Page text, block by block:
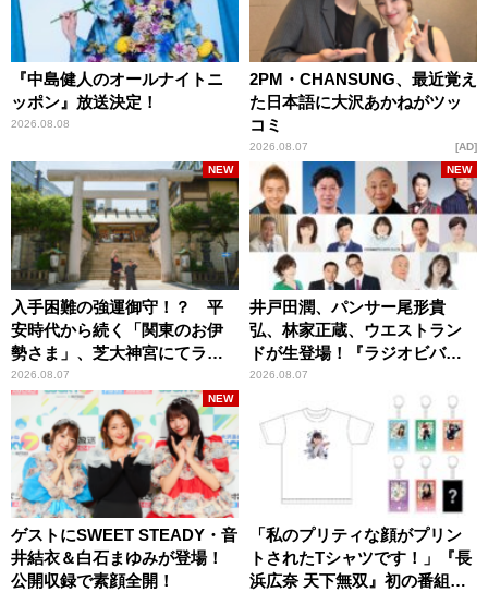
『中島健人のオールナイトニ
ッポン』放送決定！
2026.08.08
2PM・CHANSUNG、最近覚え
た日本語に大沢あかねがツッ
コミ
2026.08.07 AD
入手困難の強運御守！？ 平
安時代から続く「関東のお伊
勢さま」、芝大神宮にてラン
パンプスが合格祈願！
2026.08.07
NEW
井戸田潤、パンサー尾形貴
弘、林家正蔵、ウエストラン
ドが生登場！『ラジオビバリ
ー昼ズ』
2026.08.07
NEW
ゲストにSWEET STEADY・音
井結衣＆白石まゆみが登場！
公開収録で素顔全開！
NEW
「私のプリティな顔がプリン
トされたTシャツです！」『長
浜広奈 天下無双』初の番組グ